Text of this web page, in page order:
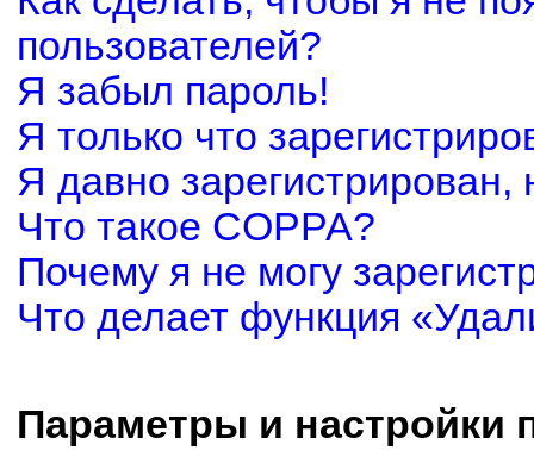
пользователей?
Я забыл пароль!
Я только что
Я давно
Что такое COPPA?
Почему я не могу
Что делает функция
Параметры и настройки